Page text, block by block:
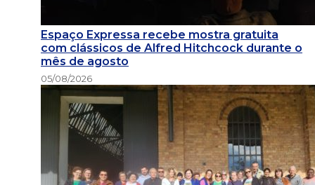
Espaço Expressa recebe mostra gratuita
com clássicos de Alfred Hitchcock durante o
mês de agosto
05/08/2026